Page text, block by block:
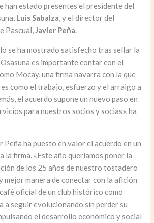
han estado presentes el presidente del
Luis Sabalza , y el director del
Pascual, Javier Peña
se ha mostrado satisfecho tras sellar la
es importante contar con el
Mocay, una firma navarra con la que
como el trabajo, esfuerzo y el arraigo a
el acuerdo supone un nuevo paso en
para nuestros socios y socias», ha
Peña ha puesto en valor el acuerdo en un
la firma. «Este año queríamos poner la
de los 25 años de nuestro tostadero
mejor manera de conectar con la afición
oficial de un club histórico como
a seguir evolucionando sin perder su
el desarrollo económico y social